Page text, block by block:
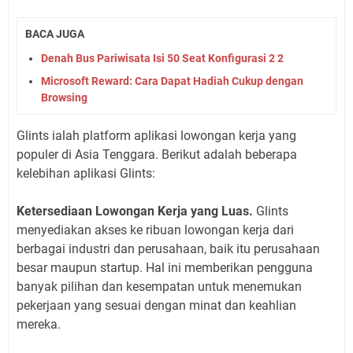
BACA JUGA
Denah Bus Pariwisata Isi 50 Seat Konfigurasi 2 2
Microsoft Reward: Cara Dapat Hadiah Cukup dengan
Browsing
Glints ialah platform aplikasi lowongan kerja yang
populer di Asia Tenggara. Berikut adalah beberapa
kelebihan aplikasi Glints:
Ketersediaan Lowongan Kerja yang Luas. Glints
menyediakan akses ke ribuan lowongan kerja dari
berbagai industri dan perusahaan, baik itu perusahaan
besar maupun startup. Hal ini memberikan pengguna
banyak pilihan dan kesempatan untuk menemukan
pekerjaan yang sesuai dengan minat dan keahlian
mereka.